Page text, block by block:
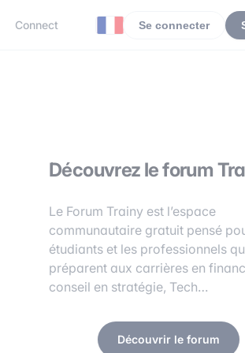
Connect Se connecter
Découvrez le forum
Le Forum Trainy est l’espace
communautaire gratuit pensé
étudiants et les professionnels
préparent aux carrières en
conseil en stratégie, Tech…
Découvrir le forum